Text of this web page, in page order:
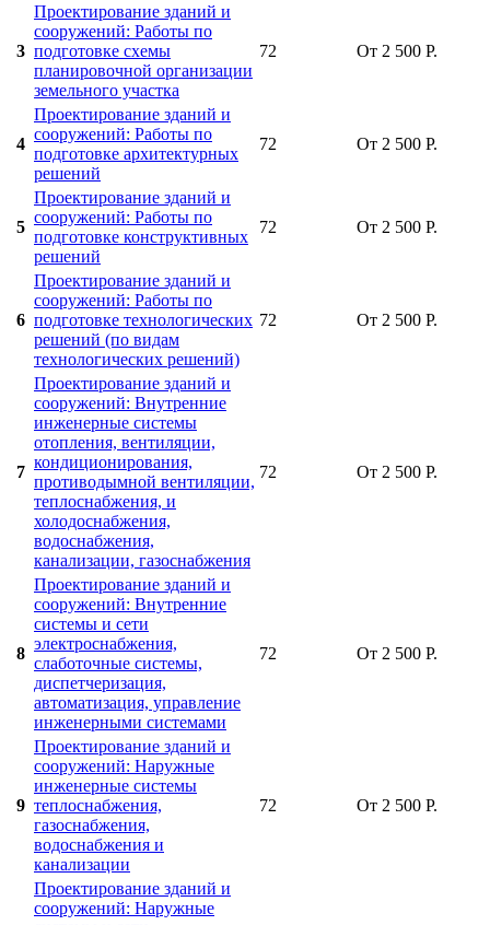
3
Проектирование зданий и
сооружений: Работы по
подготовке схемы
планировочной организации
земельного участка
72 От 2 500 Р.
4
Проектирование зданий и
сооружений: Работы по
подготовке архитектурных
решений
72 От 2 500 Р.
5
Проектирование зданий и
сооружений: Работы по
подготовке конструктивных
решений
72 От 2 500 Р.
6
Проектирование зданий и
сооружений: Работы по
подготовке технологических
решений (по видам
технологических решений)
72 От 2 500 Р.
7
Проектирование зданий и
сооружений: Внутренние
инженерные системы
отопления, вентиляции,
кондиционирования,
противодымной вентиляции,
теплоснабжения, и
холодоснабжения,
водоснабжения,
канализации, газоснабжения
72 От 2 500 Р.
8
Проектирование зданий и
сооружений: Внутренние
системы и сети
электроснабжения,
слаботочные системы,
диспетчеризация,
автоматизация, управление
инженерными системами
72 От 2 500 Р.
9
Проектирование зданий и
сооружений: Наружные
инженерные системы
теплоснабжения,
газоснабжения,
водоснабжения и
канализации
72 От 2 500 Р.
Проектирование зданий и
сооружений: Наружные